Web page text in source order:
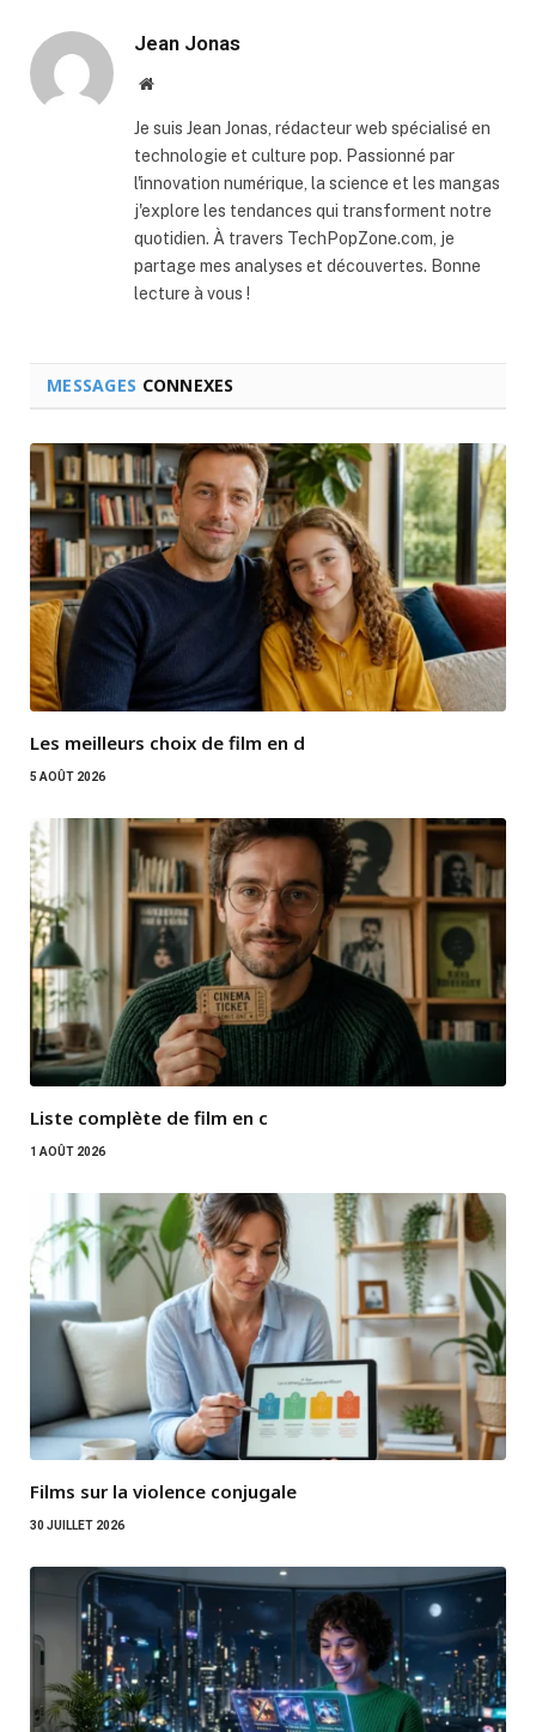
Jean Jonas
Website
Je suis Jean Jonas, rédacteur web spécialisé en
technologie et culture pop. Passionné par
l'innovation numérique, la science et les mangas
j'explore les tendances qui transforment notre
quotidien. À travers TechPopZone.com, je
partage mes analyses et découvertes. Bonne
lecture à vous !
MESSAGES CONNEXES
Les meilleurs choix de film en d
5 AOÛT 2026
Liste complète de film en c
1 AOÛT 2026
Films sur la violence conjugale
30 JUILLET 2026